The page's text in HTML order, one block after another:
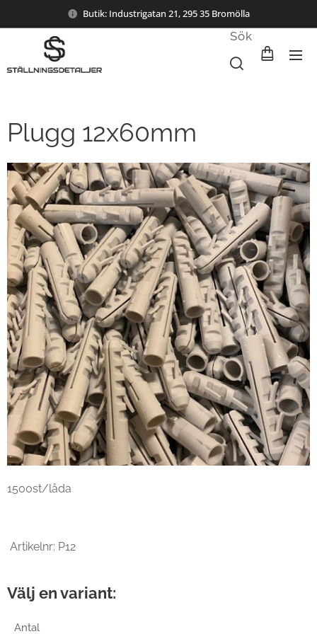
Butik: Industrigatan 21, 295 35 Bromölla
Sök
Plugg 12x60mm
1500st/låda
Artikelnr: P12
Välj en variant:
Antal